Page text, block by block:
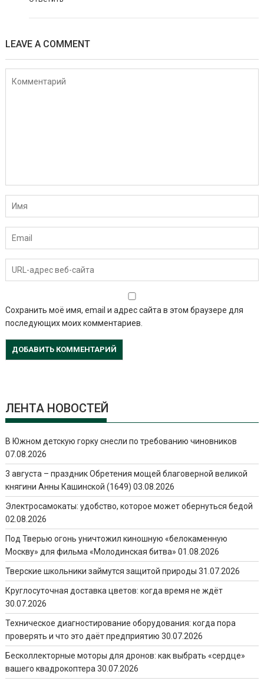
LEAVE A COMMENT
Сохранить моё имя, email и адрес сайта в этом браузере для
последующих моих комментариев.
ЛЕНТА НОВОСТЕЙ
В Южном детскую горку снесли по требованию чиновников
07.08.2026
3 августа – праздник Обретения мощей благоверной великой
княгини Анны Кашинской (1649) 03.08.2026
Электросамокаты: удобство, которое может обернуться бедой
02.08.2026
Под Тверью огонь уничтожил киношную «белокаменную
Москву» для фильма «Молодинская битва» 01.08.2026
Тверские школьники займутся защитой природы 31.07.2026
Круглосуточная доставка цветов: когда время не ждёт
30.07.2026
Техническое диагностирование оборудования: когда пора
проверять и что это даёт предприятию 30.07.2026
Бесколлекторные моторы для дронов: как выбрать «сердце»
вашего квадрокоптера 30.07.2026